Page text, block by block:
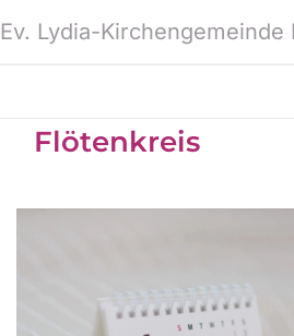
Ev. Lydia-Kirchengemeinde
Flötenkreis